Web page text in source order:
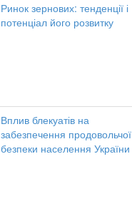
Ринок зернових: тенденції і
потенціал його розвитку
Вплив блекуатів на
забезпечення продовольчої
безпеки населення України